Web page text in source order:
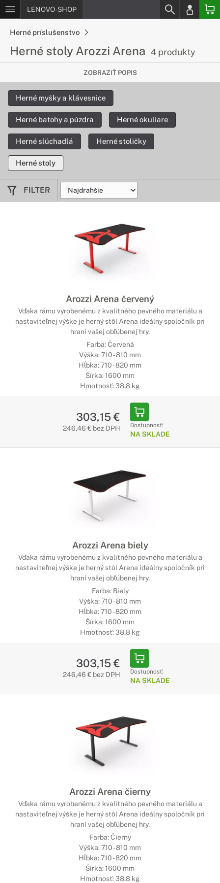
LENOVO-SHOP
Herné príslušenstvo
Herné stoly Arozzi Arena 4 produkty
Maximálny komfort pri hraní
Herný stôl Arozzi Arena s novým dizajnom maximalizuje
komfort pri hraní. Vďaka dĺžke 160 cm na stôl bez problémov
dostatok priestoru pre vašu myš, klávesnicu a ďalšie
príslušenstvo.
ZOBRAZIŤ POPIS
Herné myšky a klávesnice
Herné batohy a púzdra Herné okuliare
Herné slúchadlá Herné stoličky
Herné stoly
FILTER
Arozzi Arena červený
Vďaka rámu vyrobenému z kvalitného pevného materiálu a
nastaviteľnej výške je herný stôl Arena ideálny spoločník pri
hraní vašej obľúbenej hry.
Farba: Červená
Výška: 710 - 810 mm
Hĺbka: 710 - 820 mm
Šírka: 1600 mm
Hmotnosť: 38,8 kg
303,15 €
246,46 € bez DPH Dostupnosť:
NA SKLADE
Arozzi Arena biely
Vďaka rámu vyrobenému z kvalitného pevného materiálu a
nastaviteľnej výške je herný stôl Arena ideálny spoločník pri
hraní vašej obľúbenej hry.
Farba: Biely
Výška: 710 - 810 mm
Hĺbka: 710 - 820 mm
Šírka: 1600 mm
Hmotnosť: 38,8 kg
303,15 €
246,46 € bez DPH Dostupnosť:
NA SKLADE
Arozzi Arena čierny
Vďaka rámu vyrobenému z kvalitného pevného materiálu a
nastaviteľnej výške je herný stôl Arena ideálny spoločník pri
hraní vašej obľúbenej hry.
Farba: Čierny
Výška: 710 - 810 mm
Hĺbka: 710 - 820 mm
Šírka: 1600 mm
Hmotnosť: 38,8 kg